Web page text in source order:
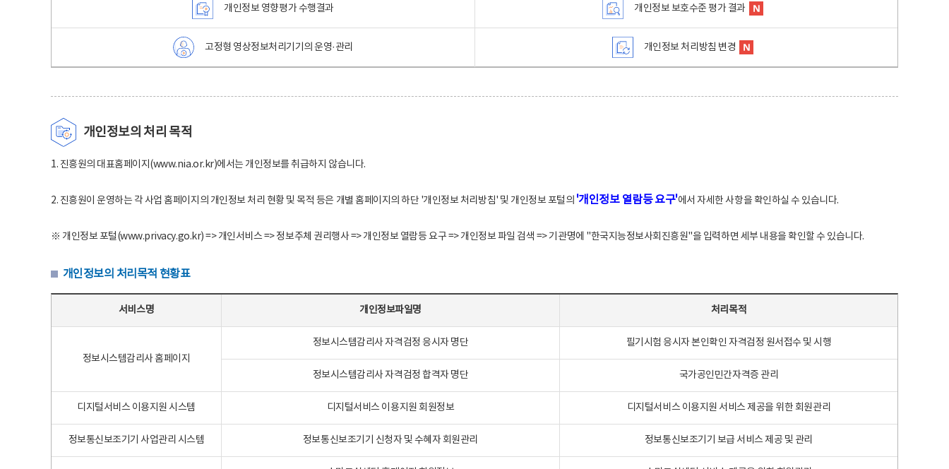
개인정보 영향평가 수행결과 개인정보 보호수준 평가 결과
고정형 영상정보처리기기의 운영·관리 개인정보 처리방침 변경
개인정보의 처리 목적
1. 진흥원의 대표홈페이지(www.nia.or.kr)에서는 개인정보를 취급하지 않습니다.
2. 진흥원이 운영하는 각 사업 홈페이지의 개인정보 처리 현황 및 목적 등은 개별 홈페이지의 하단 '개인정보 처리방침' 및 개인정보 포털의 '개인정보 열람등 요구'에서 자세한 사항을 확인하실 수 있습니다.
※ 개인정보 포털(www.privacy.go.kr) => 개인서비스 => 정보주체 권리행사 => 개인정보 열람등 요구 => 개인정보 파일 검색 => 기관명에 "한국지능정보사회진흥원"을 입력하면 세부 내용을 확인할 수 있습니다.
개인정보의 처리목적 현황표
서비스명 개인정보파일명 처리목적
정보시스템감리사 홈페이지
정보시스템감리사 자격검정 응시자 명단 필기시험 응시자 본인확인 자격검정 원서접수 및 시행
정보시스템감리사 자격검정 합격자 명단 국가공인민간자격증 관리
디지털서비스 이용지원 시스템 디지털서비스 이용지원 회원정보 디지털서비스 이용지원 서비스 제공을 위한 회원관리
정보통신보조기기 사업관리 시스템 정보통신보조기기 신청자 및 수혜자 회원관리 정보통신보조기기 보급 서비스 제공 및 관리